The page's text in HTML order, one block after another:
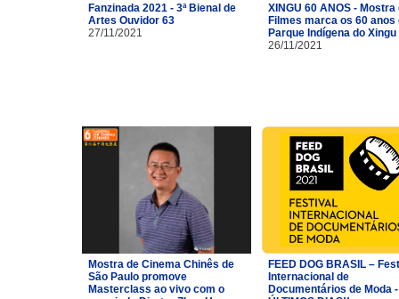
Fanzinada 2021 - 3ª Bienal de
Artes Ouvidor 63
27/11/2021
XINGU 60 ANOS - Mostra
Filmes marca os 60 anos
Parque Indígena do Xingu
26/11/2021
Mostra de Cinema Chinês de
São Paulo promove
Masterclass ao vivo com o
FEED DOG BRASIL –
Internacional de
Documentários de Moda -